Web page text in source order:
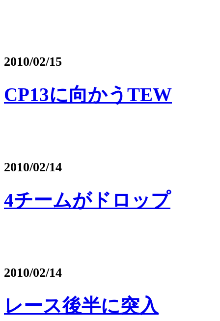
2010/02/15
CP13に向かうTEW
2010/02/14
4チームがドロップ
2010/02/14
レース後半に突入